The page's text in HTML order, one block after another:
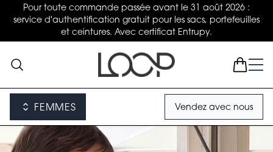
Pour toute commande passée avant le 31 août 2026 :
service d'authentification gratuit pour les sacs, portefeuilles
et ceintures. Avec certificat Entrupy.
FEMMES Vendez avec nous